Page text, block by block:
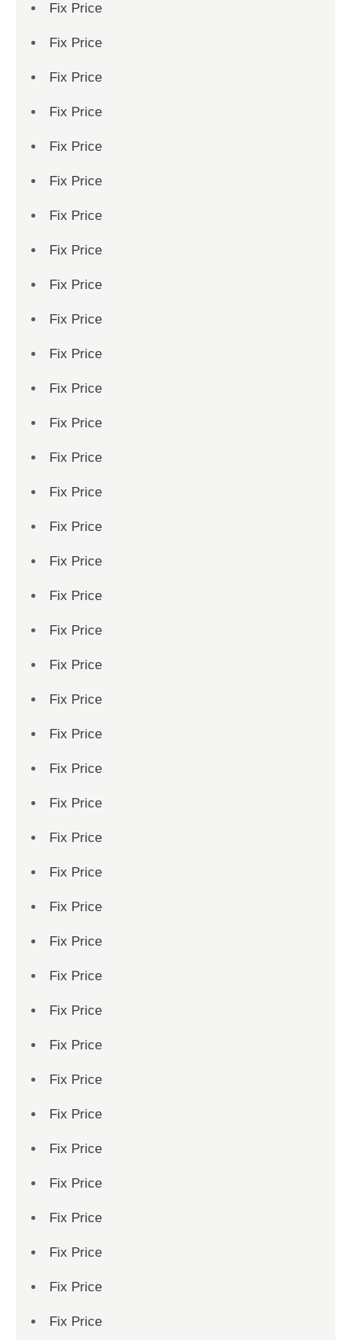
Fix Price
Fix Price
Fix Price
Fix Price
Fix Price
Fix Price
Fix Price
Fix Price
Fix Price
Fix Price
Fix Price
Fix Price
Fix Price
Fix Price
Fix Price
Fix Price
Fix Price
Fix Price
Fix Price
Fix Price
Fix Price
Fix Price
Fix Price
Fix Price
Fix Price
Fix Price
Fix Price
Fix Price
Fix Price
Fix Price
Fix Price
Fix Price
Fix Price
Fix Price
Fix Price
Fix Price
Fix Price
Fix Price
Fix Price